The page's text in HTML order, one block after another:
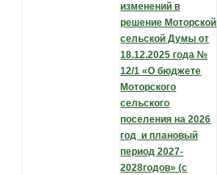
изменений в
решение Моторской
сельской Думыот
18.12.2025 года №
12/1«О бюджете
Моторского
сельского
поселения на 2026
год и плановый
период 2027-
2028годов» (с